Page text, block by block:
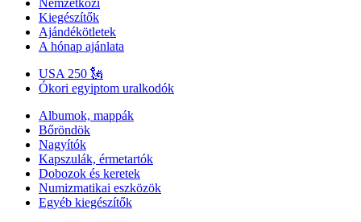
Nemzetközi
Kiegészítők
Ajándékötletek
A hónap ajánlata
USA 250 🗽
Ókori egyiptom uralkodók
Albumok, mappák
Bőröndök
Nagyítók
Kapszulák, érmetartók
Dobozok és keretek
Numizmatikai eszközök
Egyéb kiegészítők